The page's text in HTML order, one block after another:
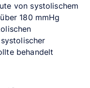
von systolischem
180 mmHg
behandelt